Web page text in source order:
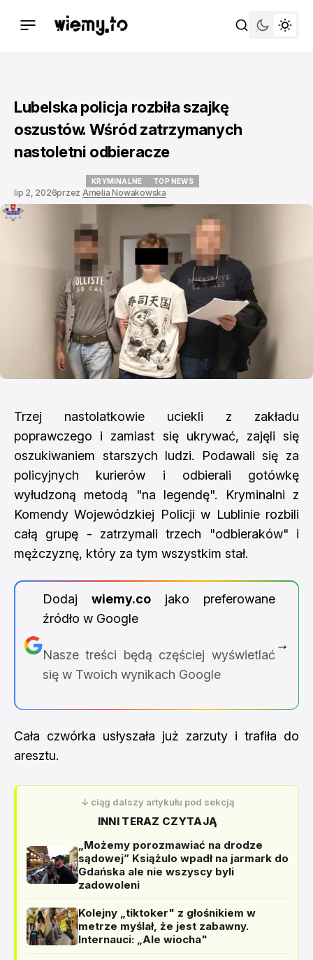
Lubelska policja rozbiła szajkę
oszustów. Wśród zatrzymanych
nastoletni odbieracze
KRYMINALNE TOP NEWS
lip 2, 2026przez Amelia Nowakowska
Trzej nastolatkowie uciekli z zakładu
poprawczego i zamiast się ukrywać, zajęli się
oszukiwaniem starszych ludzi. Podawali się za
policyjnych kurierów i odbierali gotówkę
wyłudzoną metodą "na legendę". Kryminalni z
Komendy Wojewódzkiej Policji w Lublinie rozbili
całą grupę - zatrzymali trzech "odbieraków" i
mężczyznę, który za tym wszystkim stał.
Dodaj wiemy.cojako preferowane
źródło w Google
Nasze treści będą częściej wyświetlać
się w Twoich wynikach Google
→
Cała czwórka usłyszała już zarzuty i trafiła do
aresztu.
↓ ciąg dalszy artykułu pod sekcją
INNI TERAZ CZYTAJĄ
„Możemy porozmawiać na drodze
sądowej” Książulo wpadł na jarmark do
Gdańska ale nie wszyscy byli
zadowoleni
Kolejny „tiktoker" z głośnikiem w
metrze myślał, że jest zabawny.
Internauci: „Ale wiocha"